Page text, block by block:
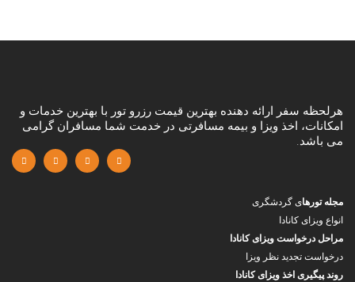
هرلحظه سفر ارائه دهنده بهترین قیمت رزرو تور با بهترین خدمات و
امکانات، اخذ ویزا و بیمه مسافرتی در خدمت شما مسافران گرامی
می باشد.
مجله تورهای گردشگری
انواع ویزای کانادا
مراحل درخواست ویزای کانادا
درخواست تجدید نظر ویزا
روند پیگیری اخذ ویزای کانادا